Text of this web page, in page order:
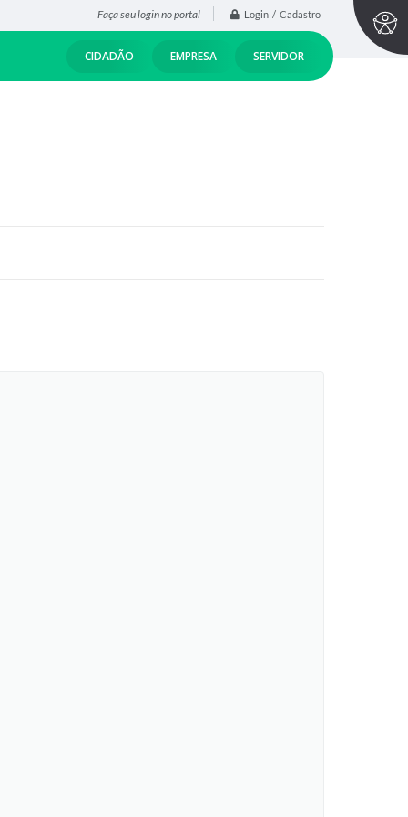
Faça seu login no portal Login / Cadastro
CIDADÃO EMPRESA SERVIDOR